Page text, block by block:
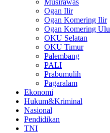
Musirawas
Ogan Ilir
Ogan Komering Ilir
Ogan Komering Ulu
OKU Selatan
OKU Timur
Palembang
PALI
Prabumulih
Pagaralam
Ekonomi
Hukum&Kriminal
Nasional
Pendidikan
TNI